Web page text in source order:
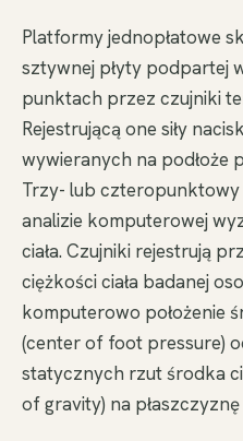
Platformy jednopłatowe
sztywnej płyty podpartej
punktach przez czujniki
Rejestrującą one siły
wywieranych na podłoże
Trzy- lub czteropunktowy
analizie komputerowej
ciała. Czujniki rejestrują
ciężkości ciała badanej
komputerowo położenie
(center of foot pressure)
statycznych rzut środka
of gravity) na